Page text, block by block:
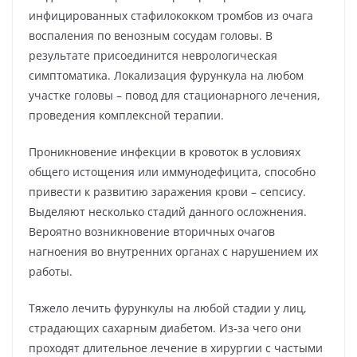
инфицированных стафилококком тромбов из очага
воспаления по венозным сосудам головы. В
результате присоединится неврологическая
симптоматика. Локализация фурункула на любом
участке головы – повод для стационарного лечения,
проведения комплексной терапии.
Проникновение инфекции в кровоток в условиях
общего истощения или иммунодефицита, способно
привести к развитию заражения крови – сепсису.
Выделяют несколько стадий данного осложнения.
Вероятно возникновение вторичных очагов
нагноения во внутренних органах с нарушением их
работы.
Тяжело лечить фурункулы на любой стадии у лиц,
страдающих сахарным диабетом. Из-за чего они
проходят длительное лечение в хирургии с частыми